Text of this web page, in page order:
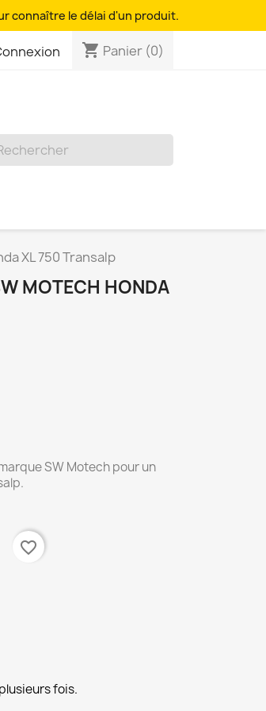
connaître le délai d'un produit.
shopping_cart Panier (0)
XL 750 Transalp
MOTECH HONDA
SW Motech pour un
favorite_border
fois.